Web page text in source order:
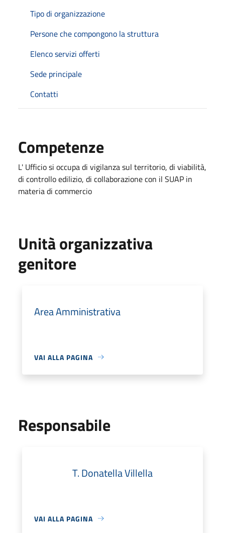
Tipo di organizzazione
Persone che compongono la struttura
Elenco servizi offerti
Sede principale
Contatti
Competenze
L' Ufficio si occupa di vigilanza sul territorio, di viabilità,
di controllo edilizio, di collaborazione con il SUAP in
materia di commercio
Unità organizzativa
genitore
Area Amministrativa
VAI ALLA PAGINA
Responsabile
T. Donatella Villella
VAI ALLA PAGINA